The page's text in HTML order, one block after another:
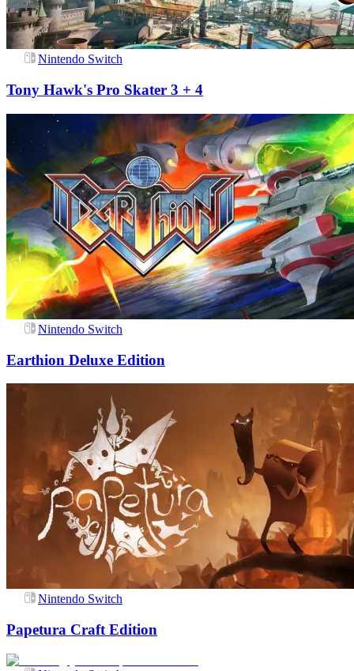
Nintendo Switch
Tony Hawk's Pro Skater 3 + 4
Nintendo Switch
Earthion Deluxe Edition
Nintendo Switch
Papetura Craft Edition